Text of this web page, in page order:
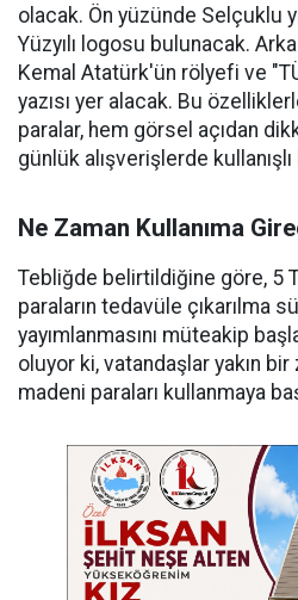
olacak. Ön yüzünde Selçuklu
Yüzyılı logosu bulunacak.
Kemal Atatürk'ün rölyefi ve
yazısı yer alacak. Bu
paralar, hem görsel açıdan
günlük alışverişlerde
Ne Zaman Kullanıma
Tebliğde belirtildiğine göre, 5
paraların tedavüle çıkarılma
yayımlanmasını müteakip
oluyor ki, vatandaşlar yakın
madeni paraları kullanmaya